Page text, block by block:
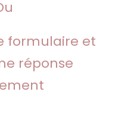
formulaire et
réponse